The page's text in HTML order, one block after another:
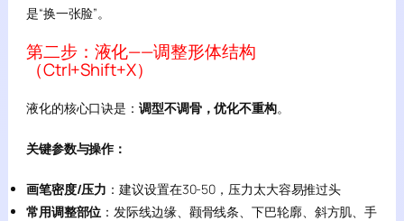
是“换一张脸”。
第二步：液化——调整形体结构
（Ctrl+Shift+X）
液化的核心口诀是：调型不调骨，优化不重构。
关键参数与操作：
画笔密度/压力 ：建议设置在30-50，压力太大容易推过头
常用调整部位 ：发际线边缘、颧骨线条、下巴轮廓、斜方肌、手